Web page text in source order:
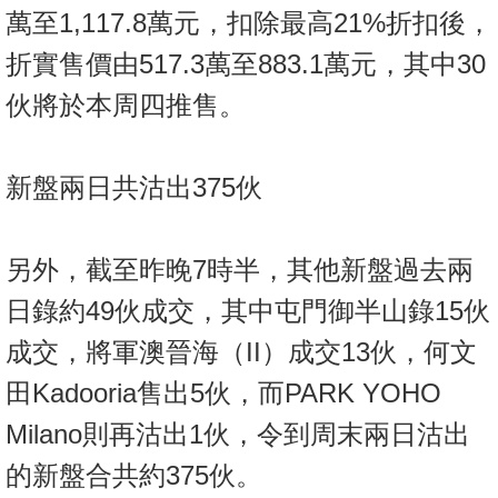
萬至1,117.8萬元，扣除最高21%折扣後，
折實售價由517.3萬至883.1萬元，其中30
伙將於本周四推售。
新盤兩日共沽出375伙
另外，截至昨晚7時半，其他新盤過去兩
日錄約49伙成交，其中屯門御半山錄15伙
成交，將軍澳晉海（II）成交13伙，何文
田Kadooria售出5伙，而PARK YOHO
Milano則再沽出1伙，令到周末兩日沽出
的新盤合共約375伙。